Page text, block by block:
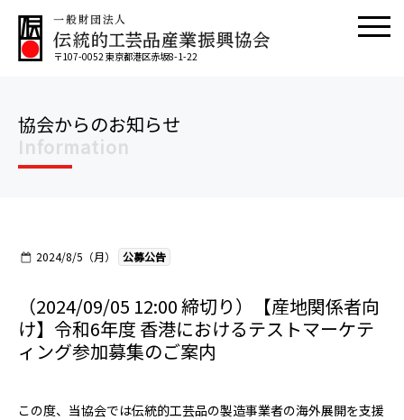
〒107-0052 東京都港区赤坂8-1-22
協会からのお知らせ
Information
2024/8/5（月） 公募公告
（2024/09/05 12:00 締切り）【産地関係者向
け】令和6年度 香港におけるテストマーケテ
ィング参加募集のご案内
この度、当協会では伝統的工芸品の製造事業者の海外展開を支援